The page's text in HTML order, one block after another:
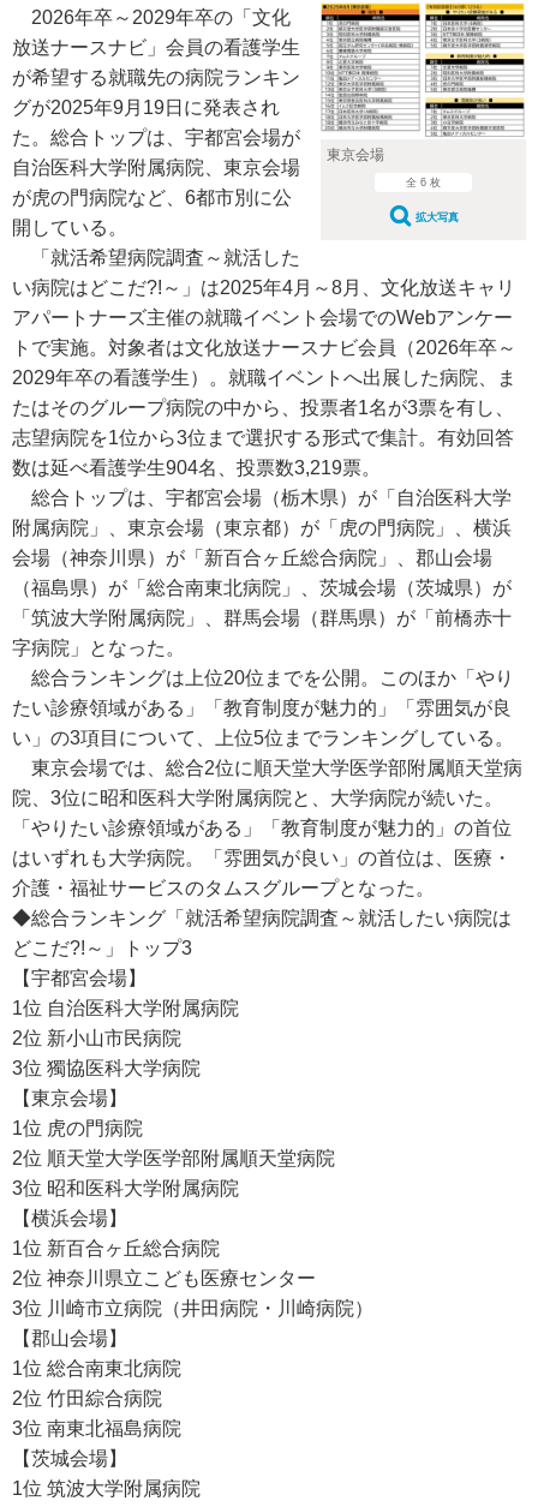
東京会場
全 6 枚
拡大写真
2026年卒～2029年卒の「文化
放送ナースナビ」会員の看護学生
が希望する就職先の病院ランキン
グが2025年9月19日に発表され
た。総合トップは、宇都宮会場が
自治医科大学附属病院、東京会場
が虎の門病院など、6都市別に公
開している。
「就活希望病院調査～就活した
い病院はどこだ?!～」は2025年4月～8月、文化放送キャリ
アパートナーズ主催の就職イベント会場でのWebアンケー
トで実施。対象者は文化放送ナースナビ会員（2026年卒～
2029年卒の看護学生）。就職イベントへ出展した病院、ま
たはそのグループ病院の中から、投票者1名が3票を有し、
志望病院を1位から3位まで選択する形式で集計。有効回答
数は延べ看護学生904名、投票数3,219票。
総合トップは、宇都宮会場（栃木県）が「自治医科大学
附属病院」、東京会場（東京都）が「虎の門病院」、横浜
会場（神奈川県）が「新百合ヶ丘総合病院」、郡山会場
（福島県）が「総合南東北病院」、茨城会場（茨城県）が
「筑波大学附属病院」、群馬会場（群馬県）が「前橋赤十
字病院」となった。
総合ランキングは上位20位までを公開。このほか「やり
たい診療領域がある」「教育制度が魅力的」「雰囲気が良
い」の3項目について、上位5位までランキングしている。
東京会場では、総合2位に順天堂大学医学部附属順天堂病
院、3位に昭和医科大学附属病院と、大学病院が続いた。
「やりたい診療領域がある」「教育制度が魅力的」の首位
はいずれも大学病院。「雰囲気が良い」の首位は、医療・
介護・福祉サービスのタムスグループとなった。
◆総合ランキング「就活希望病院調査～就活したい病院は
どこだ?!～」トップ3
【宇都宮会場】
1位 自治医科大学附属病院
2位 新小山市民病院
3位 獨協医科大学病院
【東京会場】
1位 虎の門病院
2位 順天堂大学医学部附属順天堂病院
3位 昭和医科大学附属病院
【横浜会場】
1位 新百合ヶ丘総合病院
2位 神奈川県立こども医療センター
3位 川崎市立病院（井田病院・川崎病院）
【郡山会場】
1位 総合南東北病院
2位 竹田綜合病院
3位 南東北福島病院
【茨城会場】
1位 筑波大学附属病院